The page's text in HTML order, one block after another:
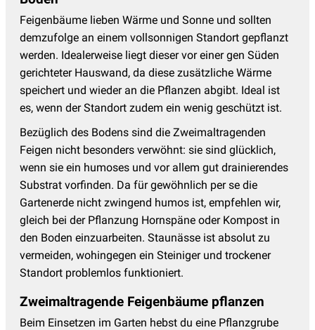
Feigenbäume lieben Wärme und Sonne und sollten
demzufolge an einem vollsonnigen Standort gepflanzt
werden. Idealerweise liegt dieser vor einer gen Süden
gerichteter Hauswand, da diese zusätzliche Wärme
speichert und wieder an die Pflanzen abgibt. Ideal ist
es, wenn der Standort zudem ein wenig geschützt ist.
Bezüglich des Bodens sind die Zweimaltragenden
Feigen nicht besonders verwöhnt: sie sind glücklich,
wenn sie ein humoses und vor allem gut drainierendes
Substrat vorfinden. Da für gewöhnlich per se die
Gartenerde nicht zwingend humos ist, empfehlen wir,
gleich bei der Pflanzung Hornspäne oder Kompost in
den Boden einzuarbeiten. Staunässe ist absolut zu
vermeiden, wohingegen ein Steiniger und trockener
Standort problemlos funktioniert.
Zweimaltragende Feigenbäume pflanzen
Beim Einsetzen im Garten hebst du eine Pflanzgrube